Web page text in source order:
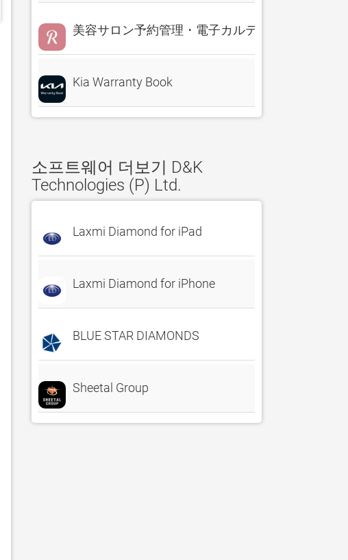
美容サロン予約管理・電子カルテ・売上分析
Kia Warranty Book
소프트웨어 더보기 D&K
Technologies (P) Ltd.
Laxmi Diamond for iPad
Laxmi Diamond for iPhone
BLUE STAR DIAMONDS
Sheetal Group